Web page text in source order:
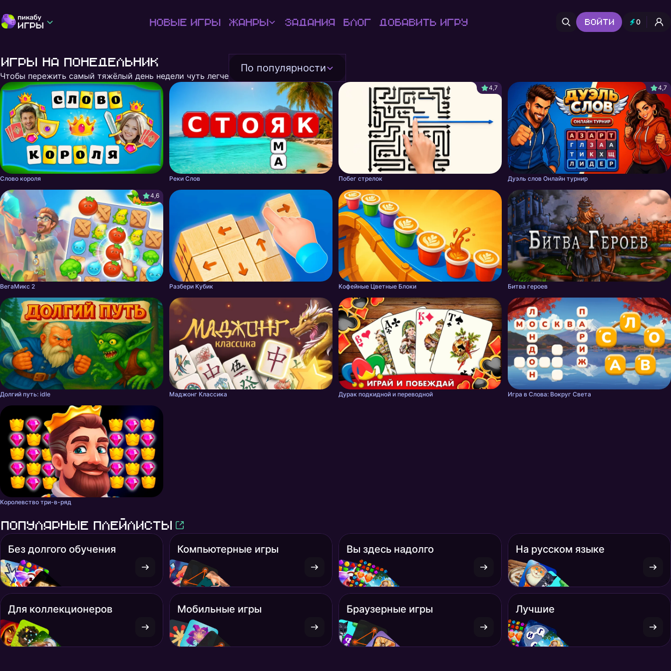
Новые игры Жанры Задания Блог Добавить игру Войти 0
Игры на понедельник
Чтобы пережить самый тяжёлый день недели чуть легче
Показать ещё
По популярности
Слово короля Реки Слов
4,7
Побег стрелок
4,7
Дуэль слов Онлайн турнир
4,6
ВегаМикс 2 Разбери Кубик Кофейные Цветные Блоки Битва героев
Долгий путь: idle Маджонг Классика Дурак подкидной и переводной Игра в Слова: Вокруг Света
Королевство три-в-ряд
Популярные плейлисты
Без долгого обучения Компьютерные игры Вы здесь надолго На русском языке
Для коллекционеров Мобильные игры Браузерные игры Лучшие